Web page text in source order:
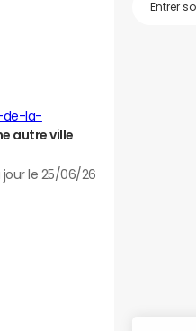
de-la-
autre ville
jour le 25/06/26